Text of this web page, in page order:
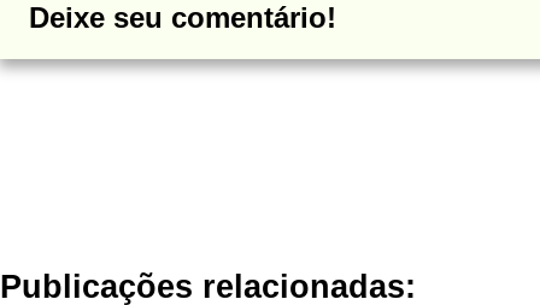
Deixe seu comentário!
Publicações relacionadas: